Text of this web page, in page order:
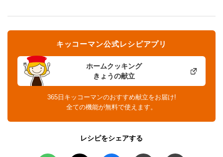
ホームクッキング
きょうの献立
キッコーマン公式レシピアプリ
365日キッコーマンのおすすめ献立をお届け!
全ての機能が無料で使えます。
レシピをシェアする